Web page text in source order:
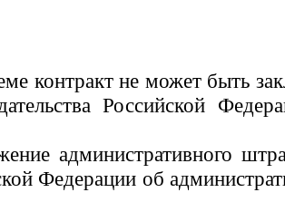
контракт не может быть
Российской
административного
Федерации об